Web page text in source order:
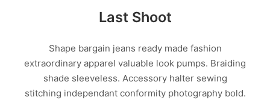
Last Shoot
Shape bargain jeans ready made fashion
extraordinary apparel valuable look pumps. Braiding
shade sleeveless. Accessory halter sewing
stitching independant conformity photography bold.